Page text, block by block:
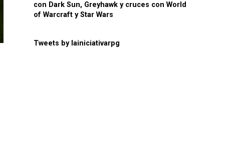
con Dark Sun, Greyhawk y cruces con World
of Warcraft y Star Wars
Tweets by lainiciativarpg